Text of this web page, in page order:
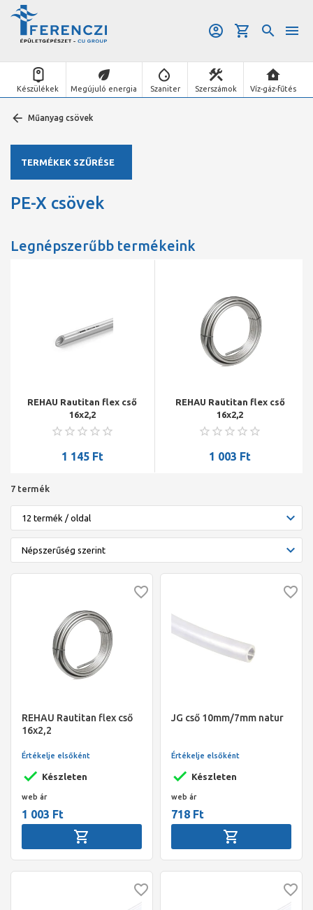
Készülékek Megújuló energia Szaniter Szerszámok Víz-gáz-fűtés
Műanyag csövek
PE-X csövek
Legnépszerűbb termékeink
REHAU Rautitan flex cső
16x2,2
1 145 Ft
REHAU Rautitan flex cső
16x2,2
1 003 Ft
7 termék
REHAU Rautitan flex cső
16x2,2
Készleten
Értékelje elsőként
web ár
1 003 Ft
JG cső 10mm/7mm natur
Készleten
Értékelje elsőként
web ár
718 Ft
TERMÉKEK SZŰRÉSE